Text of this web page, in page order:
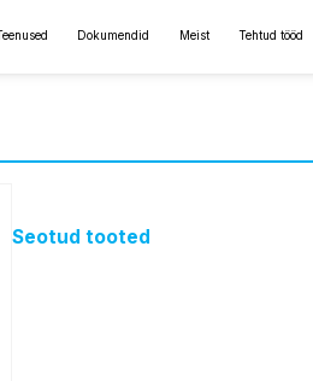
Teenused Dokumendid Meist Tehtud tööd
Seotud tooted